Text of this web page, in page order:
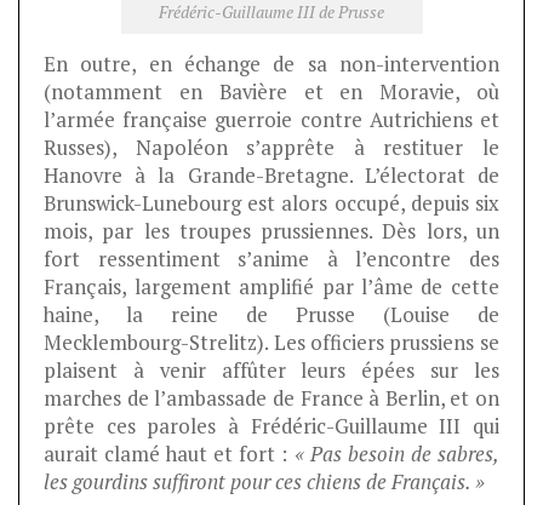
Frédéric-Guillaume III de Prusse
En outre, en échange de sa non-intervention
(notamment en Bavière et en Moravie, où
l’armée française guerroie contre Autrichiens et
Russes), Napoléon s’apprête à restituer le
Hanovre à la Grande-Bretagne. L’électorat de
Brunswick-Lunebourg est alors occupé, depuis six
mois, par les troupes prussiennes. Dès lors, un
fort ressentiment s’anime à l’encontre des
Français, largement amplifié par l’âme de cette
haine, la reine de Prusse (Louise de
Mecklembourg-Strelitz). Les officiers prussiens se
plaisent à venir affûter leurs épées sur les
marches de l’ambassade de France à Berlin, et on
prête ces paroles à Frédéric-Guillaume III qui
aurait clamé haut et fort : « Pas besoin de sabres,
les gourdins suffiront pour ces chiens de Français. »